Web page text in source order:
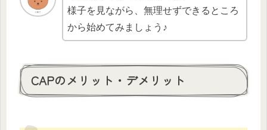
様子を見ながら、無理せずできるところ
から始めてみましょう♪
CAPのメリット・デメリット